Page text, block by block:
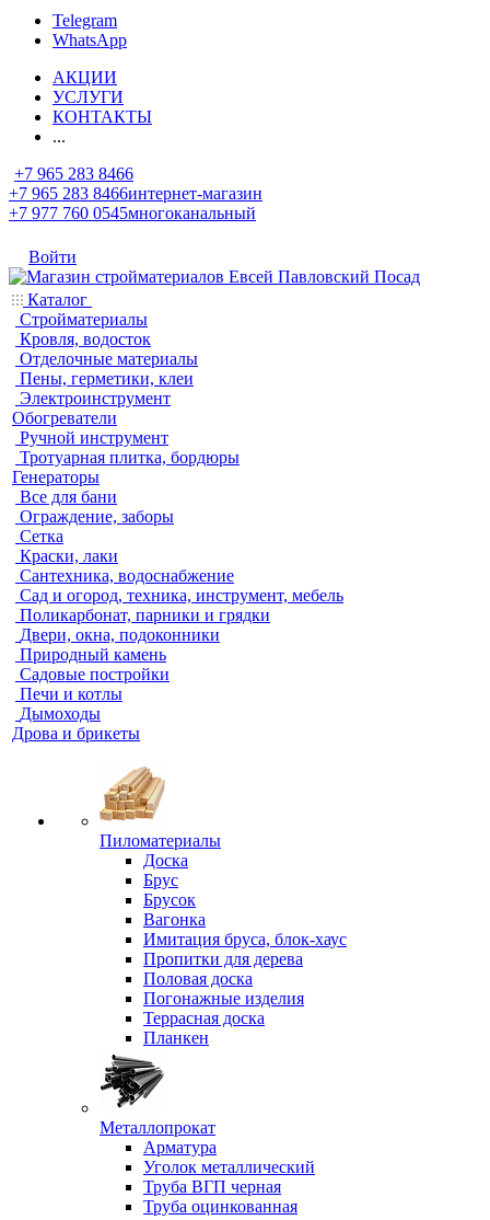
Telegram
WhatsApp
АКЦИИ
УСЛУГИ
КОНТАКТЫ
...
+7 965 283 8466
+7 965 283 8466интернет-магазин
+7 977 760 0545многоканальный
Войти
Каталог
Стройматериалы
Кровля, водосток
Отделочные материалы
Пены, герметики, клеи
Электроинструмент
Обогреватели
Ручной инструмент
Тротуарная плитка, бордюры
Генераторы
Все для бани
Ограждение, заборы
Сетка
Краски, лаки
Сантехника, водоснабжение
Сад и огород, техника, инструмент, мебель
Поликарбонат, парники и грядки
Двери, окна, подоконники
Природный камень
Садовые постройки
Печи и котлы
Дымоходы
Дрова и брикеты
Пиломатериалы
Доска
Брус
Брусок
Вагонка
Имитация бруса, блок-хаус
Пропитки для дерева
Половая доска
Погонажные изделия
Террасная доска
Планкен
Металлопрокат
Арматура
Уголок металлический
Труба ВГП черная
Труба оцинкованная